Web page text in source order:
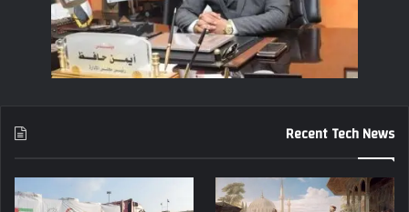
Recent Tech News